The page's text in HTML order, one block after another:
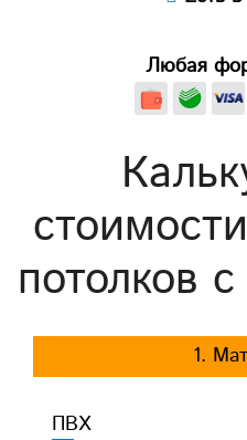
Любая
потолков
1.
ПВХ